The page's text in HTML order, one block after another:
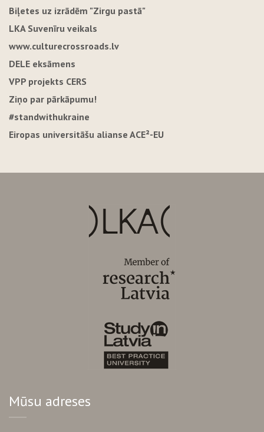
Biļetes uz izrādēm "Zirgu pastā"
LKA Suvenīru veikals
www.culturecrossroads.lv
DELE eksāmens
VPP projekts CERS
Ziņo par pārkāpumu!
#standwithukraine
Eiropas universitāšu alianse ACE²-EU
Mūsu adreses